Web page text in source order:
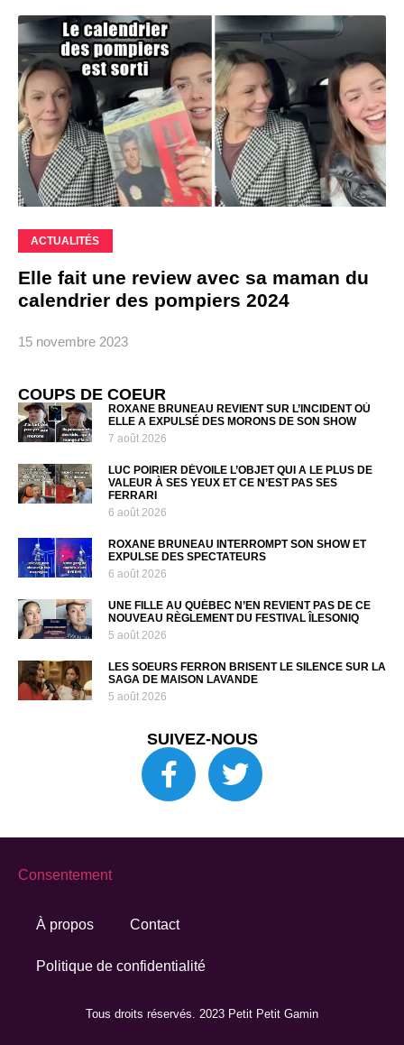
ACTUALITÉS
Elle fait une review avec sa maman du
calendrier des pompiers 2024
15 novembre 2023
COUPS DE COEUR
ROXANE BRUNEAU REVIENT SUR L’INCIDENT OÙ
ELLE A EXPULSÉ DES MORONS DE SON SHOW
7 août 2026
LUC POIRIER DÉVOILE L’OBJET QUI A LE PLUS DE
VALEUR À SES YEUX ET CE N’EST PAS SES
FERRARI
6 août 2026
ROXANE BRUNEAU INTERROMPT SON SHOW ET
EXPULSE DES SPECTATEURS
6 août 2026
UNE FILLE AU QUÉBEC N’EN REVIENT PAS DE CE
NOUVEAU RÈGLEMENT DU FESTIVAL ÎLESONIQ
5 août 2026
LES SOEURS FERRON BRISENT LE SILENCE SUR LA
SAGA DE MAISON LAVANDE
5 août 2026
SUIVEZ-NOUS
Tous droits réservés. 2023 Petit Petit Gamin
À propos Contact
Politique de confidentialité
Consentement